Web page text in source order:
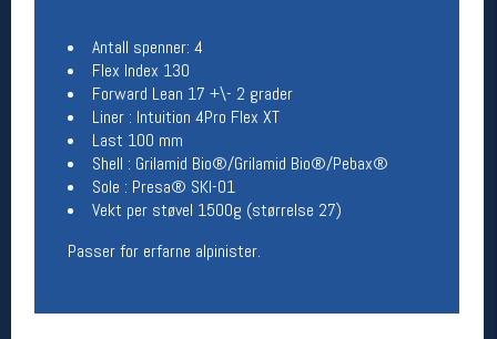
Antall spenner: 4
Flex Index 130
Forward Lean 17 +\- 2 grader
Liner : Intuition 4Pro Flex XT
Last 100 mm
Shell : Grilamid Bio®/Grilamid Bio®/Pebax®
Sole : Presa® SKI-01
Vekt per støvel 1500g (størrelse 27)
Passer for erfarne alpinister.
Man-Fredag:
Lørdag:
Team Oslo Sportslager
Magasinet
MELD DEG INN GRATIS